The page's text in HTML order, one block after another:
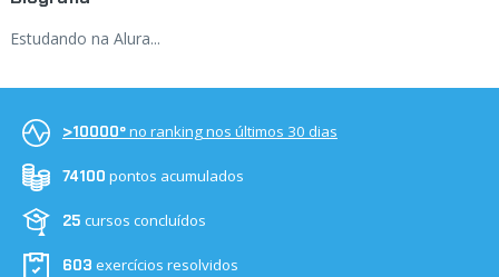
Estudando na Alura...
>10000ºno ranking nos últimos 30 dias
74100 pontos acumulados
25 cursos concluídos
603 exercícios resolvidos